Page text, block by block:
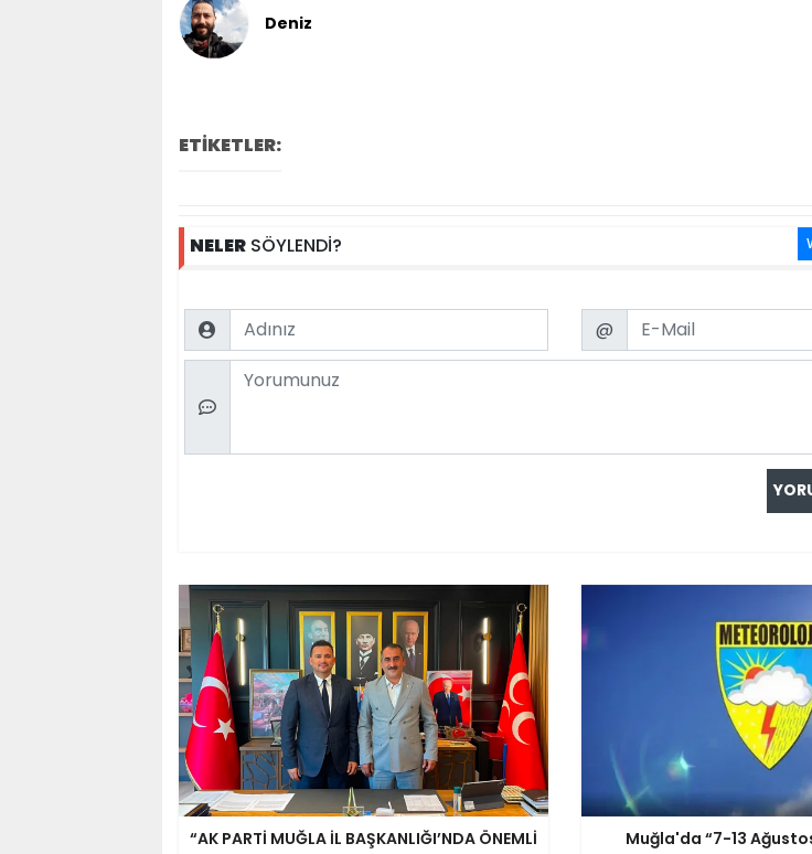
Deniz
ETİKETLER:
NELER SÖYLENDİ?
Name Email
@
Comment
“AK PARTİ MUĞLA İL BAŞKANLIĞI’NDA ÖNEMLİ
Muğla'da “7-13